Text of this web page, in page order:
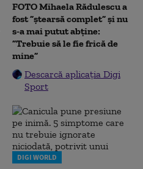
FOTO Mihaela Rădulescu a
fost ”ștearsă complet” și nu
s-a mai putut abține:
”Trebuie să le fie frică de
mine”
Descarcă aplicația Digi
Sport
DIGI WORLD